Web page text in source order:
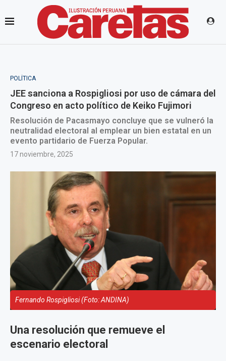
POLÍTICA
JEE sanciona a Rospigliosi por uso de cámara del
Congreso en acto político de Keiko Fujimori
Resolución de Pacasmayo concluye que se vulneró la
neutralidad electoral al emplear un bien estatal en un
evento partidario de Fuerza Popular.
17 noviembre, 2025
Fernando Rospigliosi (Foto: ANDINA)
Una resolución que remueve el
escenario electoral